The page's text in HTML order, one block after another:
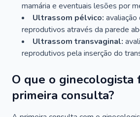
mamária e eventuais lesões por
Ultrassom pélvico:
reprodutivos através da parede
Ultrassom transvaginal:
reprodutivos pela inserção do
O que o ginecologista
primeira consulta?